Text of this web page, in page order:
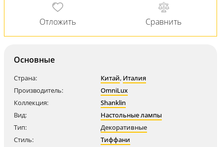
Основные
Страна: Китай, Италия
Производитель:
OmniLux
Коллекция:
Shanklin
Вид:
Настольные лампы
Тип:
Декоративные
Стиль:
Тиффани